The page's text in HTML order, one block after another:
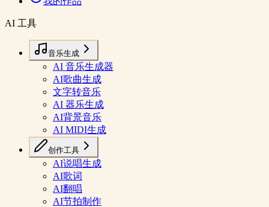
AI 工具
音乐生成
AI 音乐生成器
AI歌曲生成
文字转音乐
AI 器乐生成
AI背景音乐
AI MIDI生成
创作工具
AI说唱生成
AI歌词
AI翻唱
AI节拍制作